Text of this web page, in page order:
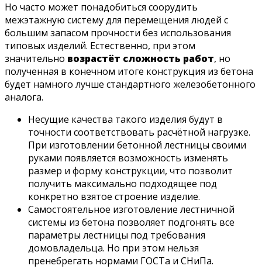
Но часто может понадобиться соорудить
межэтажную систему для перемещения людей с
большим запасом прочности без использования
типовых изделий. Естественно, при этом
значительно возрастёт сложность работ, но
полученная в конечном итоге конструкция из бетона
будет намного лучше стандартного железобетонного
аналога.
Несущие качества такого изделия будут в
точности соответствовать расчётной нагрузке.
При изготовлении бетонной лестницы своими
руками появляется возможность изменять
размер и форму конструкции, что позволит
получить максимально подходящее под
конкретно взятое строение изделие.
Самостоятельное изготовление лестничной
системы из бетона позволяет подгонять все
параметры лестницы под требования
домовладельца. Но при этом нельзя
пренебрегать нормами ГОСТа и СНиПа.